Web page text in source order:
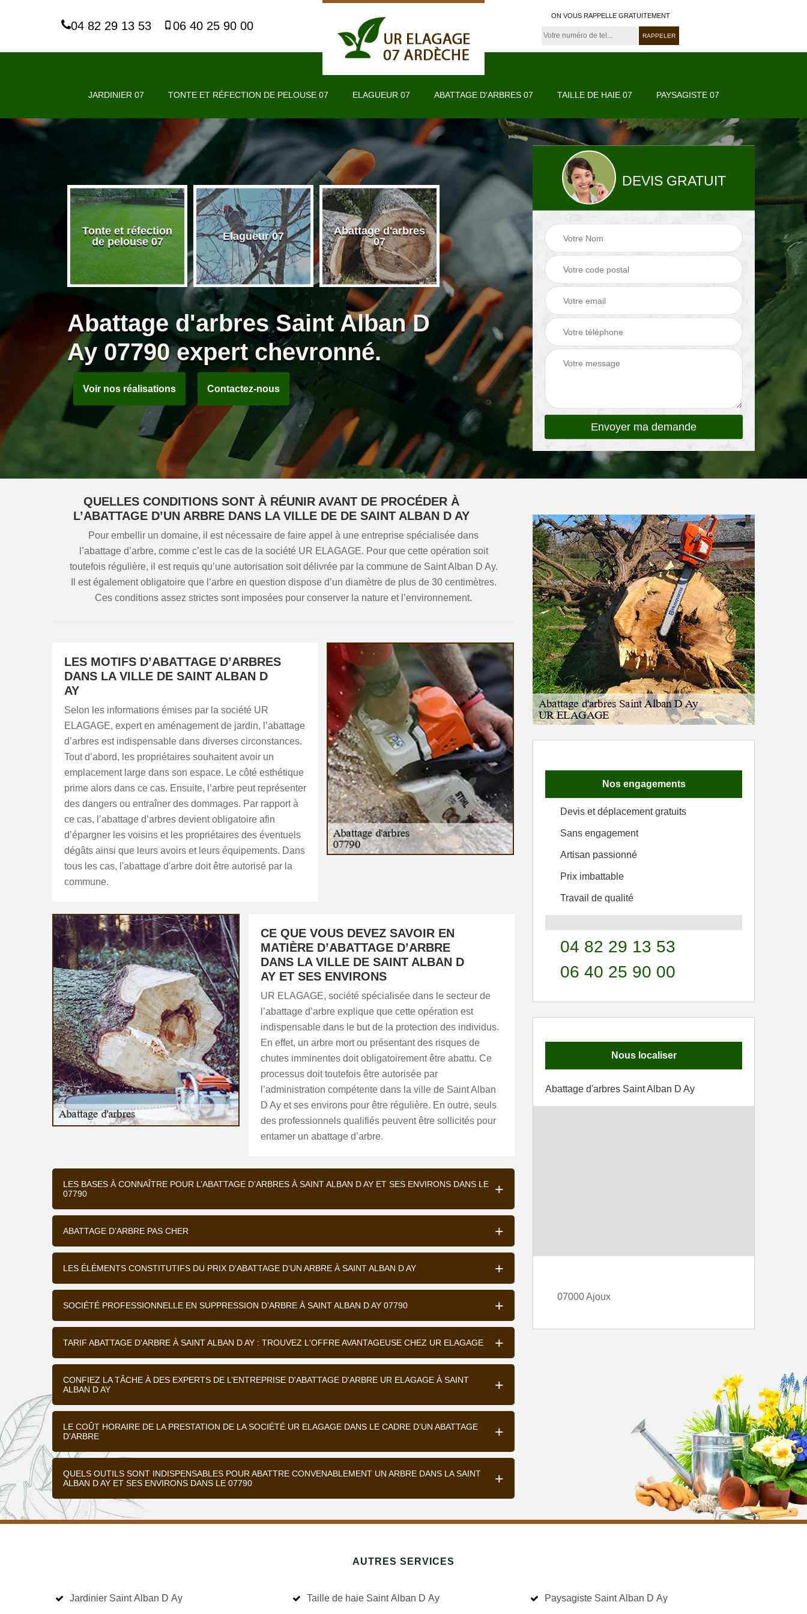
04 82 29 13 53 06 40 25 90 00
ON VOUS RAPPELLE GRATUITEMENT
JARDINIER 07 TONTE ET RÉFECTION DE PELOUSE 07 ELAGUEUR 07 ABATTAGE D'ARBRES 07 TAILLE DE HAIE 07 PAYSAGISTE 07
Tonte et réfection
de pelouse 07
Elagueur 07
Abattage d'arbres
07
Taille de haie 07 Paysagiste 07 Jardinier 07
Abattage d'arbres Saint Alban D
Ay 07790 expert chevronné.
Voir nos réalisations Contactez-nous
DEVIS GRATUIT
QUELLES CONDITIONS SONT À RÉUNIR AVANT DE PROCÉDER À
L’ABATTAGE D’UN ARBRE DANS LA VILLE DE DE SAINT ALBAN D AY
Pour embellir un domaine, il est nécessaire de faire appel à une entreprise spécialisée dans
l’abattage d’arbre, comme c’est le cas de la société UR ELAGAGE. Pour que cette opération soit
toutefois régulière, il est requis qu’une autorisation soit délivrée par la commune de Saint Alban D Ay.
Il est également obligatoire que l’arbre en question dispose d’un diamètre de plus de 30 centimètres.
Ces conditions assez strictes sont imposées pour conserver la nature et l’environnement.
LES MOTIFS D’ABATTAGE D’ARBRES
DANS LA VILLE DE SAINT ALBAN D
AY
Selon les informations émises par la société UR
ELAGAGE, expert en aménagement de jardin, l’abattage
d’arbres est indispensable dans diverses circonstances.
Tout d’abord, les propriétaires souhaitent avoir un
emplacement large dans son espace. Le côté esthétique
prime alors dans ce cas. Ensuite, l’arbre peut représenter
des dangers ou entraîner des dommages. Par rapport à
ce cas, l’abattage d’arbres devient obligatoire afin
d’épargner les voisins et les propriétaires des éventuels
dégâts ainsi que leurs avoirs et leurs équipements. Dans
tous les cas, l'abattage d'arbre doit être autorisé par la
commune.
CE QUE VOUS DEVEZ SAVOIR EN
MATIÈRE D’ABATTAGE D’ARBRE
DANS LA VILLE DE SAINT ALBAN D
AY ET SES ENVIRONS
UR ELAGAGE, société spécialisée dans le secteur de
l’abattage d’arbre explique que cette opération est
indispensable dans le but de la protection des individus.
En effet, un arbre mort ou présentant des risques de
chutes imminentes doit obligatoirement être abattu. Ce
processus doit toutefois être autorisée par
l’administration compétente dans la ville de Saint Alban
D Ay et ses environs pour être régulière. En outre, seuls
des professionnels qualifiés peuvent être sollicités pour
entamer un abattage d’arbre.
LES BASES À CONNAÎTRE POUR L’ABATTAGE D’ARBRES À SAINT ALBAN D AY ET SES ENVIRONS DANS LE
07790
ABATTAGE D’ARBRE PAS CHER
LES ÉLÉMENTS CONSTITUTIFS DU PRIX D’ABATTAGE D’UN ARBRE À SAINT ALBAN D AY
SOCIÉTÉ PROFESSIONNELLE EN SUPPRESSION D’ARBRE À SAINT ALBAN D AY 07790
TARIF ABATTAGE D'ARBRE À SAINT ALBAN D AY : TROUVEZ L'OFFRE AVANTAGEUSE CHEZ UR ELAGAGE
CONFIEZ LA TÂCHE À DES EXPERTS DE L’ENTREPRISE D'ABATTAGE D'ARBRE UR ELAGAGE À SAINT
ALBAN D AY
LE COÛT HORAIRE DE LA PRESTATION DE LA SOCIÉTÉ UR ELAGAGE DANS LE CADRE D’UN ABATTAGE
D’ARBRE
QUELS OUTILS SONT INDISPENSABLES POUR ABATTRE CONVENABLEMENT UN ARBRE DANS LA SAINT
ALBAN D AY ET SES ENVIRONS DANS LE 07790
Nos engagements
Devis et déplacement gratuits
Sans engagement
Artisan passionné
Prix imbattable
Travail de qualité
04 82 29 13 53
06 40 25 90 00
Nous localiser
Abattage d'arbres Saint Alban D Ay
07000 Ajoux
AUTRES SERVICES
Jardinier Saint Alban D Ay Taille de haie Saint Alban D Ay Paysagiste Saint Alban D Ay